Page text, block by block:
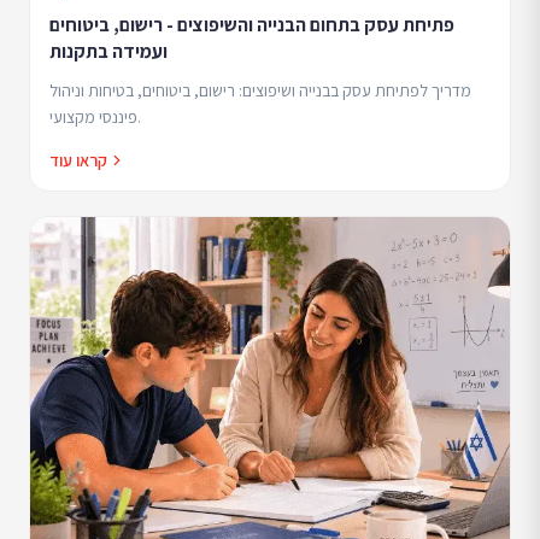
פתיחת עסק בתחום הבנייה והשיפוצים - רישום, ביטוחים
ועמידה בתקנות
מדריך לפתיחת עסק בבנייה ושיפוצים: רישום, ביטוחים, בטיחות וניהול
פיננסי מקצועי.
קראו עוד